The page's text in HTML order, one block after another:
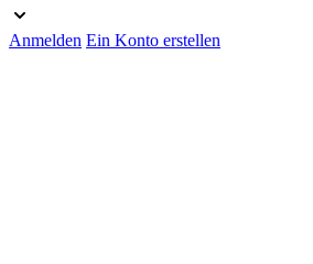
Anmelden Ein Konto erstellen